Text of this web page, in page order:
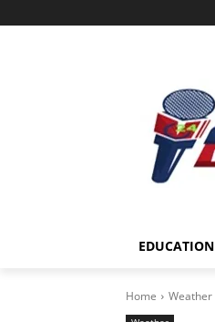
EDUCATION
Home Weather